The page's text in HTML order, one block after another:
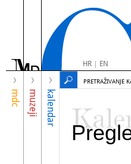
HR| EN
mdc muzeji kalendar
PRETRAŽIVANJE